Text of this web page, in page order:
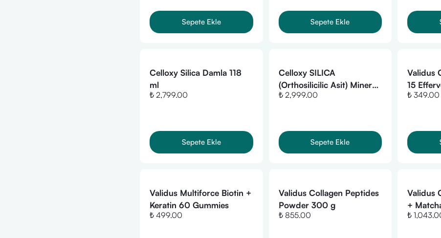
Sepete Ekle Sepete Ekle
Celloxy Silica Damla 118
ml
₺ 2,799.00
Sepete Ekle
Celloxy SILICA
(Orthosilicilic Asit) Mineral
Takviyesi-118ml Damla
₺ 2,999.00
Sepete Ekle
Validus
15
₺ 349.00
Validus Multiforce Biotin +
Keratin 60 Gummies
₺ 499.00
Validus Collagen Peptides
Powder 300 g
₺ 855.00
Validus
+
₺